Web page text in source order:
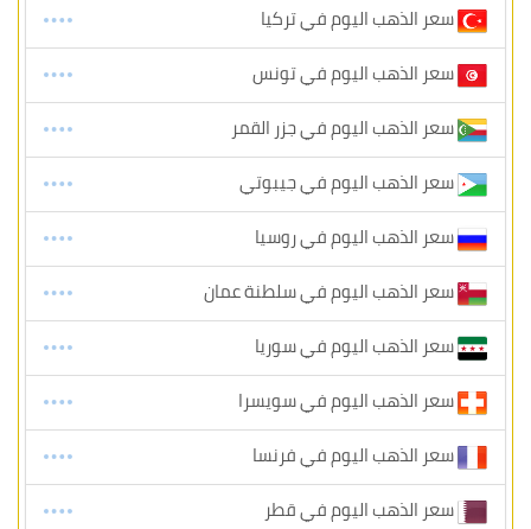
سعر الذهب اليوم في تركيا
سعر الذهب اليوم في تونس
سعر الذهب اليوم في جزر القمر
سعر الذهب اليوم في جيبوتي
سعر الذهب اليوم في روسيا
سعر الذهب اليوم في سلطنة عمان
سعر الذهب اليوم في سوريا
سعر الذهب اليوم في سويسرا
سعر الذهب اليوم في فرنسا
سعر الذهب اليوم في قطر